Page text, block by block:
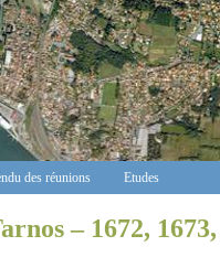
des réunions Etudes
– 1672, 1673,